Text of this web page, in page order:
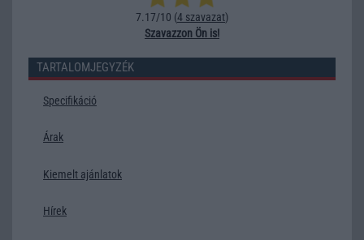
7.17/10 (4 szavazat)
Szavazzon Ön is!
TARTALOMJEGYZÉK
Specifikáció
Árak
Kiemelt ajánlatok
Hírek